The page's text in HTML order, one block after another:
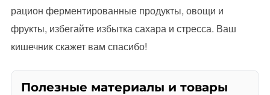
рацион ферментированные продукты, овощи и
фрукты, избегайте избытка сахара и стресса. Ваш
кишечник скажет вам спасибо!
Полезные материалы и товары